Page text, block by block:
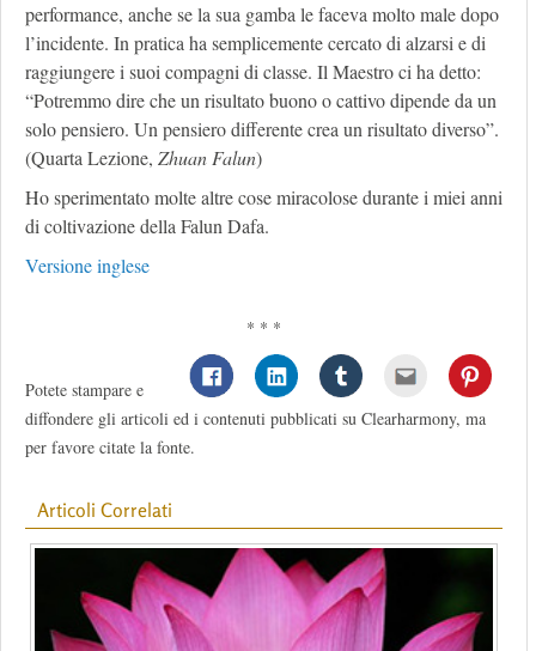
performance, anche se la sua gamba le faceva molto male dopo
l’incidente. In pratica ha semplicemente cercato di alzarsi e di
raggiungere i suoi compagni di classe. Il Maestro ci ha detto:
“Potremmo dire che un risultato buono o cattivo dipende da un
solo pensiero. Un pensiero differente crea un risultato diverso”.
(Quarta Lezione, Zhuan Falun)
Ho sperimentato molte altre cose miracolose durante i miei anni
di coltivazione della Falun Dafa.
Versione inglese
* * *
Potete stampare e
diffondere gli articoli ed i contenuti pubblicati su Clearharmony, ma
per favore citate la fonte.
Articoli Correlati